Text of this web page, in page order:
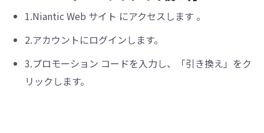
1.Niantic Web サイト にアクセスします 。
2.アカウントにログインします。
3.プロモーション コードを入力し、「引き換え」をク
リックします。